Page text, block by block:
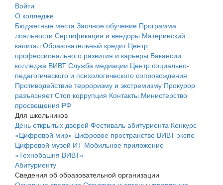
Войти
О колледже
Бюджетные места Заочное обучение Программа
лояльности Сертификация и вендоры Материнский
капитал Образовательный кредит Центр
профессионального развития и карьеры Вакансии
колледжа ВИВТ Служба медиации Центр социально-
педагогического и психологического сопровождения
Противодействие терроризму и экстремизму Прокурор
разъясняетСтоп коррупция Контакты Министерство
просвещения РФ
Для школьников
День открытых дверей Фестиваль абитуриента Конкурс
«Цифровой мир» Цифровое пространство ВИВТ экспо
Цифровой музей ИТ Мобильное приложение
«Технобашня ВИВТ»
Абитуриенту
Сведения об образовательной организации